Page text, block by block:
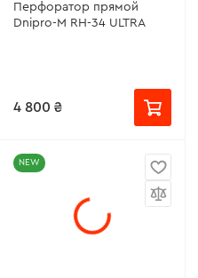
Перфоратор прямой
Dnipro-M RH-34 ULTRA
4 800 ₴
NEW